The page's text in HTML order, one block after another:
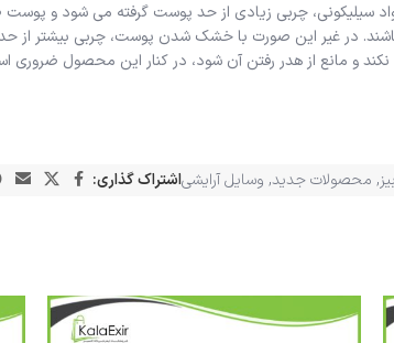
چربی زیادی از حد پوست گرفته می شود و پوست
باشند. در غیر این صورت با خشک شدن پوست، چربی بیشتر
و مانع از هدر رفتن آن شود، در کنار این محصول ضروری
, محصولات جدید, وسایل آرایشیاشتراک گذاری: